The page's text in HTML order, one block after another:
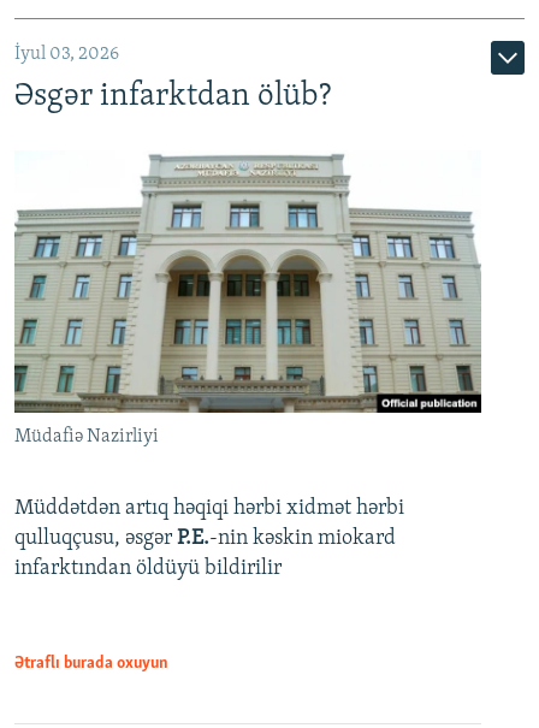
720p 1080p
İyul 03, 2026
Əsgər infarktdan ölüb?
Müdafiə Nazirliyi
Müddətdən artıq həqiqi hərbi xidmət hərbi
qulluqçusu, əsgər P.E.-nin kəskin miokard
infarktından öldüyü bildirilir
Ətraflı burada oxuyun